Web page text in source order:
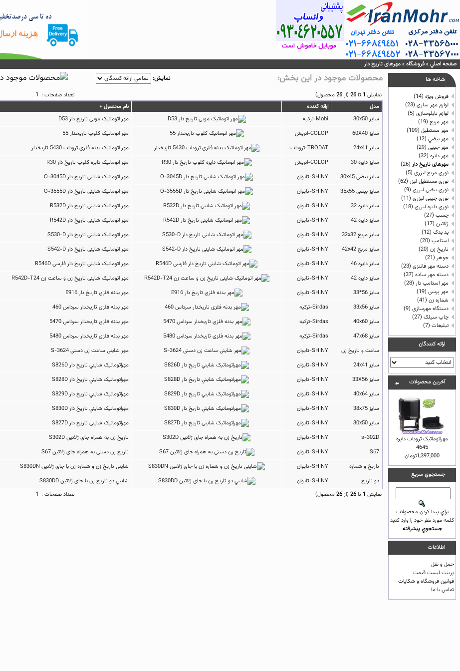
صفحه اصلي»فروشگاه»مهرهای تاریخ دار
شاخه ها
فروش ویژه (14)
لوازم مهر سازی (23)
لوازم تابلوسازی (5)
مهر مربع (19)
مهر مستطيل (109)
مهر بيضي (12)
مهر جيبي (29)
مهر دايره (32)
مهرهای تاریخ دار (26)
نوری مربع لیزری (5)
نوری مستطیل لیزر (62)
نوری بیضی لیزری (9)
نوری جیبی لیزری (11)
نوری دایره لیزری (18)
چسب (27)
ژلاتين (17)
پد یدک (12)
استامپ (20)
تاريخ زن (20)
جوهر (21)
دسته مهر فانتزی (23)
دسته مهر ساده (37)
مهر استامپ دار (28)
مهر پرسی (19)
شماره زن (41)
دستگاه مهرسازی (9)
چاپ سيلک (27)
تبلیغات (7)
ارائه كنندگان
آخرين محصولات
مهراتوماتیک ترودات دایره
4645
1,397,000تومان
جستجوي سريع
براي پيدا كردن محصولات
كلمه مورد نظر خود را وارد كنيد
جستجوي پيشرفته
اطلاعات
حمل و نقل
پرینت لیست قیمت
قوانين فروشگاه و شکایات
تماس با ما
محصولات موجود در اين بخش: نمايش:
نمايش 1 تا26 (از 26محصول) تعداد صفحات : 1
مدل
ارائه كننده نام محصول +
سایز 30x50
Mobi-ترکیه مهر اتوماتیک موبی تاریخ دار D53
سایز 60X40
COLOP-اتریش مهر اتوماتیک کلوپ تاریخدار 55
سایز 24x41
TRODAT-ترودات مهر اتوماتیک بدنه فلزی ترودات 5430 تاریخدار
سایز دایره 30
COLOP-اتریش مهر اتوماتیک دایره کلوپ تاریخ دار R30
سایز بیضی 30x45
SHINY-تایوان مهر اتوماتیک شاینی تاریخ دار O-3045D
سایز بیضی 35x55
SHINY-تایوان مهر اتوماتیک شاینی تاریخ دار O-3555D
سایز دایره 32
SHINY-تایوان مهر اتوماتیک شاینی تاریخ دار R532D
سایز دایره 42
SHINY-تایوان مهر اتوماتیک شاینی تاریخ دار R542D
سایز مربع 32x32
SHINY-تایوان مهر اتوماتیک شاینی تاریخ دار S530-D
سایز مربع 42x42
SHINY-تایوان مهر اتوماتیک شاینی تاریخ دار S542-D
سایز دایره 46
SHINY-تایوان مهر اتوماتیک شاینی تاریخ دار فارسی R546D
سایز دایره 42
SHINY-تایوان مهر اتوماتیک شاینی تاریخ زن و ساعت زن R542D-T24
سایز 56*33
SHINY-تایوان مهر بدنه فلزی تاریخ دار E916
سایز 33x56
Sirdas-ترکیه مهر بدنه فلزی تاریخدار سرداس 460
سایز 40x60
Sirdas-ترکیه مهر بدنه فلزی تاریخدار سرداس 5470
سایز 47x68
Sirdas-ترکیه مهر بدنه فلزی تاریخدار سرداس 5480
ساعت و تاریخ زن
SHINY-تایوان مهر شاینی ساعت زن دستی S-3624
سایز 24x41
SHINY-تایوان مهراتوماتیک شايني تاریخ دار S826D
سایز 33X56
SHINY-تایوان مهراتوماتیک شايني تاریخ دار S828D
سایز 40x64
SHINY-تایوان مهراتوماتیک شايني تاریخ دار S829D
سایز 38x75
SHINY-تایوان مهراتوماتیک شايني تاریخ دار S830D
سایز 30x50
SHINY-تایوان مهراتوماتیک شاینی تاریخ دار S827D
SHINY-تایوان تاریخ زن به همراه جای ژلاتین S302D
SHINY-تایوان تاریخ زن دستی به همراه جای ژلاتین S67
تاریخ و شماره
SHINY-تایوان شايني تاریخ زن و شماره زن با جای ژلاتین S830DN
دو تاریخ
SHINY-تایوان شايني دو تاریخ زن با جای ژلاتین S830DD
نمايش 1 تا26 (از 26محصول) تعداد صفحات : 1